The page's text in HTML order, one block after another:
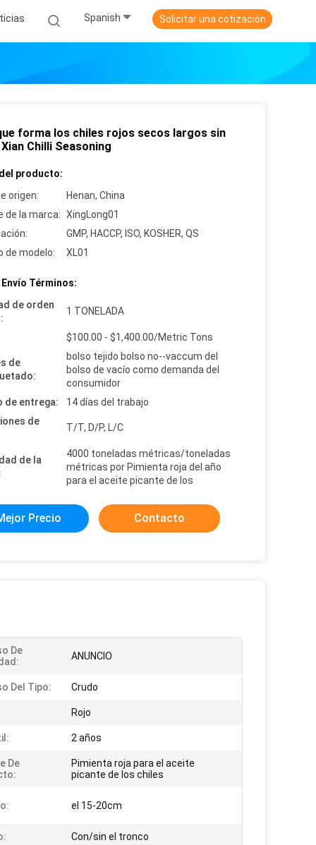
Spanish Solicitar una cotización
forma los chiles rojos secos largos sin
Chilli Seasoning
producto:
origen:
Henan, China
de la marca: XingLong01
GMP, HACCP, ISO, KOSHER, QS
de modelo:
XL01
Términos:
de orden
1 TONELADA
$100.00 - $1,400.00/Metric Tons
de
bolso tejido bolso no--vaccum del
bolso de vacío como demanda del
consumidor
de entrega:
14 días del trabajo
de
T/T, D/P, L/C
de la
4000 toneladas métricas/toneladas
métricas por Pimienta roja del año
para el aceite picante de los
Precio Contacto
De
ANUNCIO
Del Tipo: Crudo
Rojo
2 años
De
Pimienta roja para el aceite
picante de los chiles
el 15-20cm
Con/sin el tronco